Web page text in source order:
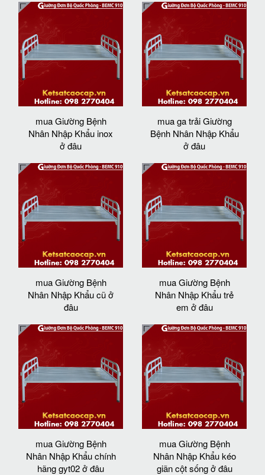
mua Giường Bệnh
Nhân Nhập Khẩu inox
ở đâu
mua ga trải Giường
Bệnh Nhân Nhập Khẩu
ở đâu
mua Giường Bệnh
Nhân Nhập Khẩu cũ ở
đâu
mua Giường Bệnh
Nhân Nhập Khẩu trẻ
em ở đâu
mua Giường Bệnh
Nhân Nhập Khẩu chính
hãng gyt02 ở đâu
mua Giường Bệnh
Nhân Nhập Khẩu kéo
giãn cột sống ở đâu